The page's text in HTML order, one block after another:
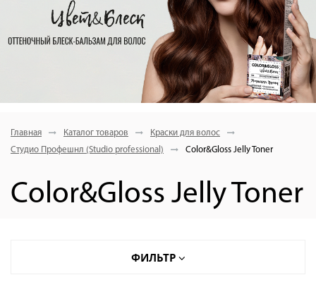
Главная Каталог товаров
Краски для волос
Студио Профешнл (Studio professional)
Color&Gloss Jelly Toner
Color&Gloss Jelly Toner
ФИЛЬТР